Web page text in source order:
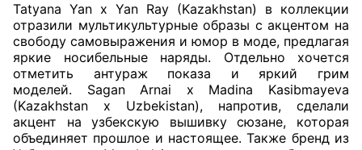
Tatyana Yan x Yan Ray (Kazakhstan) в коллекции
отразили мультикультурные образы с акцентом на
свободу самовыражения и юмор в моде, предлагая
яркие носибельные наряды. Отдельно хочется
отметить антураж показа и яркий грим
моделей.
Sagan Arnai x Madina Kasibmayeva
(Kazakhstan x Uzbekistan), напротив, сделали
акцент на узбекскую вышивку сюзане, которая
объединяет прошлое и настоящее. Также бренд из